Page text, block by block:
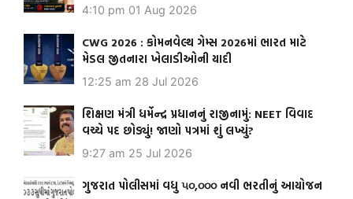
4:10 pm 01 Aug 2026
CWG 2026 : કોમનવેલ્થ ગેમ્સ 2026માં ભારત માટે
મેડલ જીતનારા ખેલાડીઓની યાદી
12:25 am 28 Jul 2026
શિક્ષણ મંત્રી ધર્મેન્દ્ર પ્રધાનનું રાજીનામું: NEET વિવાદ
વચ્ચે પદ છોડ્યું! જાણો પત્રમાં શું લખ્યું?
9:27 am 25 Jul 2026
ગુજરાત પોલીસમાં વધુ ૫૦,૦૦૦ નવી ભરતીનું આયોજન